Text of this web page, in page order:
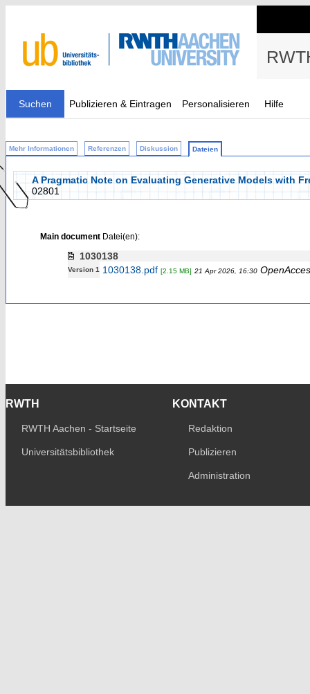
Suchen Publizieren & Eintragen Personalisieren Hilfe
Mehr Informationen Referenzen Diskussion Dateien
A Pragmatic Note on Evaluating Generative Models with
02801
Main documentDatei(en):
1030138
Version 1 1030138.pdf [2.15 MB] 21 Apr 2026, 16:30
RWTH
RWTH Aachen - Startseite
Universitätsbibliothek
KONTAKT
Redaktion
Publizieren
Administration